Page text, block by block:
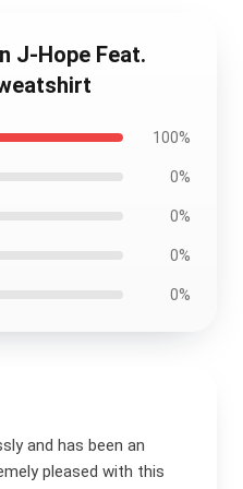
J-Hope Feat.
100%
0%
0%
0%
0%
and has been an
pleased with this